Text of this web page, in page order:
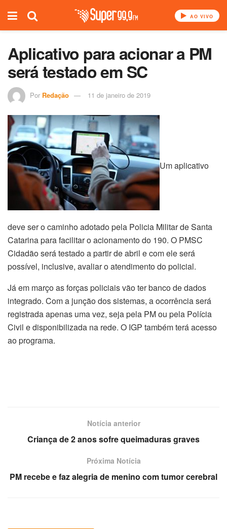
AO VIVO
Aplicativo para acionar a PM
será testado em SC
Por Redação 11 de janeiro de 2019
Um aplicativo
deve ser o caminho adotado pela Policia Militar de Santa
Catarina para facilitar o acionamento do 190. O PMSC
Cidadão será testado a partir de abril e com ele será
possível, inclusive, avaliar o atendimento do policial.
Já em março as forças policiais vão ter banco de dados
integrado. Com a junção dos sistemas, a ocorrência será
registrada apenas uma vez, seja pela PM ou pela Polícia
Civil e disponibilizada na rede. O IGP também terá acesso
ao programa.
Notícia anterior
Criança de 2 anos sofre queimaduras graves
Próxima Notícia
PM recebe e faz alegria de menino com tumor cerebral